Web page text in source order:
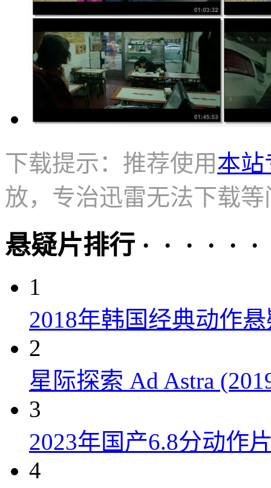
下载提示：推荐使用本站
放，专治迅雷无法下载等
悬疑片排行 · · · · · ·
1
2018年韩国经典动作
2
星际探索 Ad Astra
3
2023年国产6.8分动作
4